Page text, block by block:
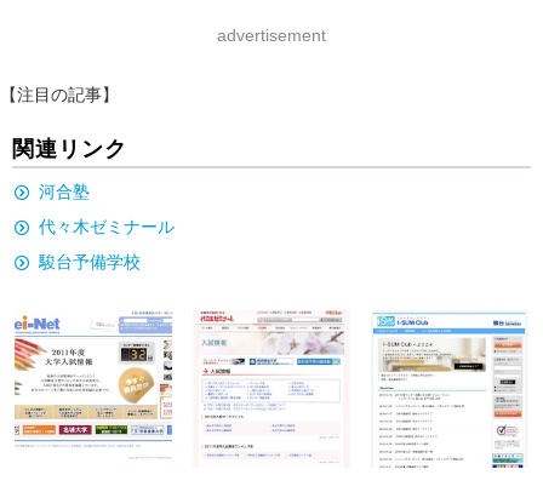
advertisement
【注目の記事】
関連リンク
河合塾
代々木ゼミナール
駿台予備学校